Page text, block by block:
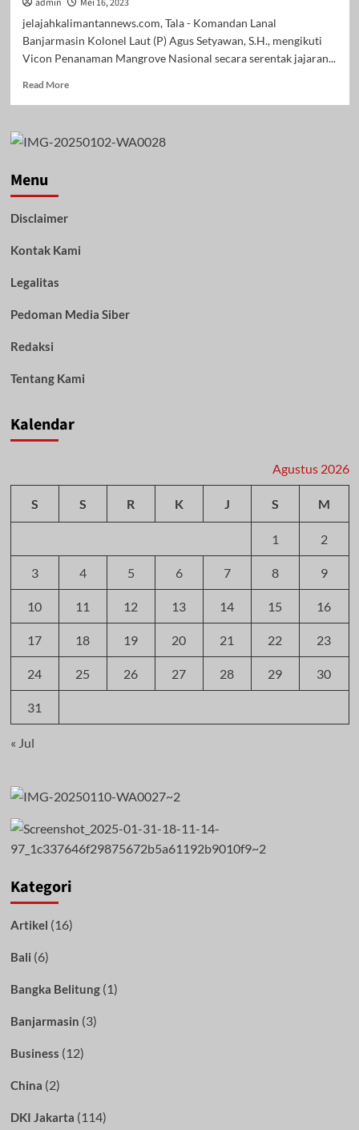
admin
Mei 16, 2023
jelajahkalimantannews.com, Tala - Komandan Lanal
Banjarmasin Kolonel Laut (P) Agus Setyawan, S.H., mengikuti
Vicon Penanaman Mangrove Nasional secara serentak jajaran...
Read MoreRead
Kalsel
Serentak
Desa
Takisung
Menu
Disclaimer
Kontak Kami
Legalitas
Pedoman Media Siber
Redaksi
Tentang Kami
Kalendar
Agustus 2026
S S R K J S M
1 2
3 4 5 6 7 8 9
10 11 12 13 14 15 16
17 18 19 20 21 22 23
24 25 26 27 28 29 30
31
« Jul
Kategori
Artikel (16)
Bali (6)
Bangka Belitung(1)
Banjarmasin (3)
Business (12)
China (2)
DKI Jakarta (114)